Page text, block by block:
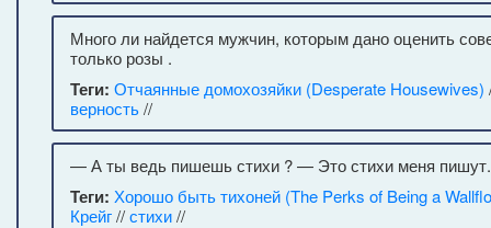
Много ли найдется мужчин, которым дано оценить
только розы .
Теги: Отчаянные домохозяйки (Desperate Housewives)
верность//
— А ты ведь пишешь стихи ? — Это стихи меня пишут.
Теги: Хорошо быть тихоней (The Perks of Being a
Крейг//стихи//